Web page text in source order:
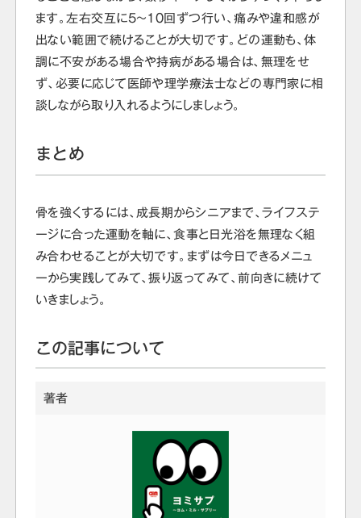
ます。左右交互に5～10回ずつ行い、痛みや違和感が
出ない範囲で続けることが大切です。どの運動も、体
調に不安がある場合や持病がある場合は、無理をせ
ず、必要に応じて医師や理学療法士などの専門家に相
談しながら取り入れるようにしましょう。
まとめ
骨を強くするには、成長期からシニアまで、ライフステ
ージに合った運動を軸に、食事と日光浴を無理なく組
み合わせることが大切です。まずは今日できるメニュ
ーから実践してみて、振り返ってみて、前向きに続けて
いきましょう。
この記事について
著者